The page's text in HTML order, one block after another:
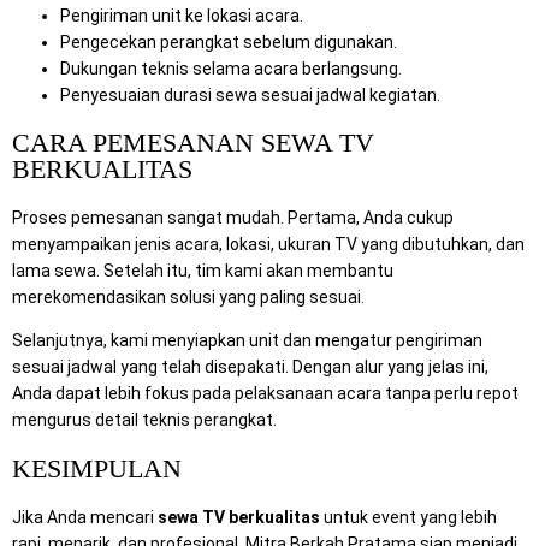
Pengiriman unit ke lokasi acara.
Pengecekan perangkat sebelum digunakan.
Dukungan teknis selama acara berlangsung.
Penyesuaian durasi sewa sesuai jadwal kegiatan.
CARA PEMESANAN SEWA TV
BERKUALITAS
Proses pemesanan sangat mudah. Pertama, Anda cukup
menyampaikan jenis acara, lokasi, ukuran TV yang dibutuhkan, dan
lama sewa. Setelah itu, tim kami akan membantu
merekomendasikan solusi yang paling sesuai.
Selanjutnya, kami menyiapkan unit dan mengatur pengiriman
sesuai jadwal yang telah disepakati. Dengan alur yang jelas ini,
Anda dapat lebih fokus pada pelaksanaan acara tanpa perlu repot
mengurus detail teknis perangkat.
KESIMPULAN
Jika Anda mencari sewa TV berkualitas untuk event yang lebih